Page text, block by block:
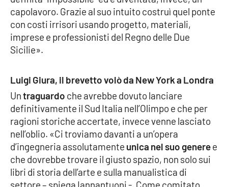
Imprese Di Calabria
Le perfidie di Antonella Grippo
STREAMING
LaC TV
LaC Network
capolavoro. Grazie al suo intuito costruì quel ponte
con costi irrisori usando progetto, materiali,
imprese e professionisti del Regno delle Due
Sicilie».
Luigi Giura, il brevetto volò da New York a Londra
Untraguardo che avrebbe dovuto lanciare
definitivamente il Sud Italia nell’Olimpo e che per
ragioni storiche accertate, invece venne lasciato
nell’oblio. «Ci troviamo davanti a un’opera
d’ingegneria assolutamente unica nel suo generee
che dovrebbe trovare il giusto spazio, non solo sui
libri di storia dell’arte e sulla manualistica di